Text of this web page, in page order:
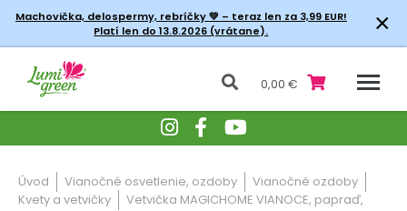
Machovička, delospermy, rebríčky💚 – teraz len za 3,99 EUR!
Platí len do 13.8.2026 (vrátane).
×
0,00 €
Úvod Vianočné osvetlenie, ozdoby
Vianočné ozdoby
Kvety a vetvičky
Vetvička MAGICHOME VIANOCE, papraď,